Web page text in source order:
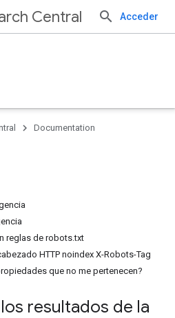
Central Acceder
Documentation
reglas de robots.txt
HTTP noindex X-Robots-Tag
que no me pertenecen?
resultados de la